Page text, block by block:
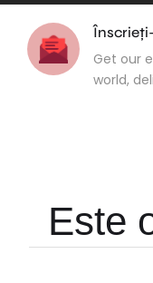
Get our
world,
Este